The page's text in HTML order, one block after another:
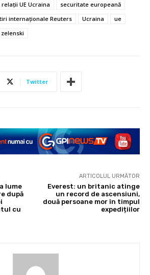
relații UE Ucraina
securitate europeană
internaționale Reuters Ucraina
ue
zelenski
Twitter
lume
după
cu
ARTICOLUL URMĂTOR
Everest: un britanic atinge
un record de ascensiuni,
două persoane mor în timpul
expedițiilor